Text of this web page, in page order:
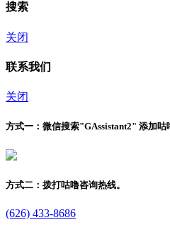
搜索
关闭
联系我们
关闭
方式一： 微信搜索"GAssistant2" 添加咕
方式二： 拨打咕噜咨询热线。
(626) 433-8686